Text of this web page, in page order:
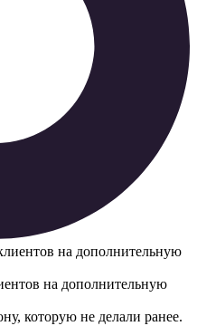
на дополнительную
которую не делали ранее.